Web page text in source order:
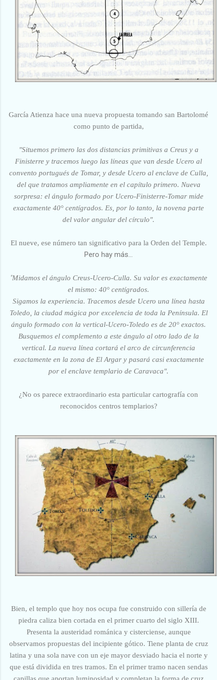
García Atienza hace una nueva propuesta tomando san Bartolomé
como punto de partida,
"Situemos primero las dos distancias primitivas a Creus y a
Finisterre y tracemos luego las líneas que van desde Ucero al
convento portugués de Tomar, y desde Ucero al enclave de Culla,
del que tratamos ampliamente en el capítulo primero. Nueva
sorpresa: el ángulo formado por Ucero-Finisterre-Tomar mide
exactamente 40° centígrados. Es, por lo tanto, la novena parte
del valor angular del círculo".
El nueve, ese número tan significativo para la Orden del Temple.
Pero hay más...
"Midamos el ángulo Creus-Ucero-Culla. Su valor es exactamente
el mismo: 40° centígrados.
Sigamos la experiencia. Tracemos desde Ucero una línea hasta
Toledo, la ciudad mágica por excelencia de toda la Península. El
ángulo formado con la vertical-Ucero-Toledo es de 20° exactos.
Busquemos el complemento a este ángulo al otro lado de la
vertical. La nueva línea cortará el arco de circunferencia
exactamente en la zona de El Argar y pasará casi exactamente
por el enclave templario de Caravaca".
¿No os parece extraordinario esta particular cartografía con
reconocidos centros templarios?
Bien, el templo que hoy nos ocupa fue construido con sillería de
piedra caliza bien cortada en el primer cuarto del siglo XIII.
Presenta la austeridad románica y cisterciense, aunque
observamos propuestas del incipiente gótico. Tiene planta de cruz
latina y una sola nave con un eje mayor desviado hacia el norte y
que está dividida en tres tramos. En el primer tramo nacen sendas